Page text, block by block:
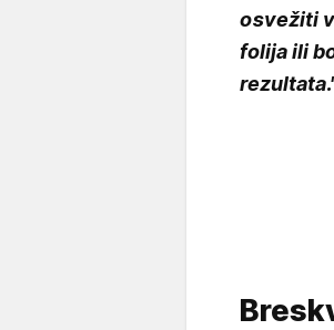
osvežiti
folija ili